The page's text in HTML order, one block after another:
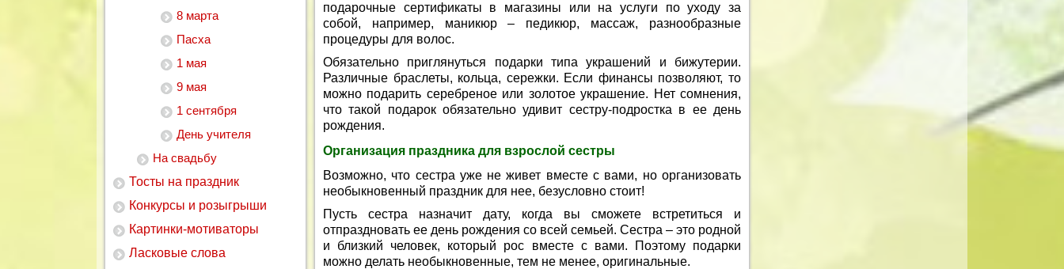
8 марта
Пасха
1 мая
9 мая
1 сентября
День учителя
На свадьбу
Тосты на праздник
Конкурсы и розыгрыши
Картинки-мотиваторы
Ласковые слова
подарочные сертификаты в магазины или на услуги по уходу за
собой, например, маникюр – педикюр, массаж, разнообразные
процедуры для волос.
Обязательно приглянуться подарки типа украшений и бижутерии.
Различные браслеты, кольца, сережки. Если финансы позволяют, то
можно подарить серебреное или золотое украшение. Нет сомнения,
что такой подарок обязательно удивит сестру-подростка в ее день
рождения.
Организация праздника для взрослой сестры
Возможно, что сестра уже не живет вместе с вами, но организовать
необыкновенный праздник для нее, безусловно стоит!
Пусть сестра назначит дату, когда вы сможете встретиться и
отпраздновать ее день рождения со всей семьей. Сестра – это родной
и близкий человек, который рос вместе с вами. Поэтому подарки
можно делать необыкновенные, тем не менее, оригинальные.